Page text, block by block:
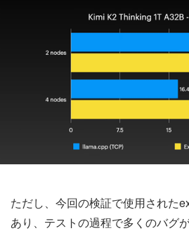
ただし、今回の検証で使用された
あり、テストの過程で多くのバグ